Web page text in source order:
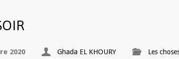
2020 Ghada EL KHOURY Les